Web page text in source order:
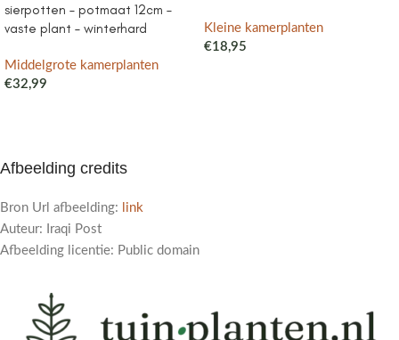
sierpotten – potmaat 12cm –
vaste plant – winterhard
Middelgrote kamerplanten
€32,99
Kleine kamerplanten
€18,95
Afbeelding credits
Bron Url afbeelding:
link
Auteur: Iraqi Post
Afbeelding licentie: Public domain